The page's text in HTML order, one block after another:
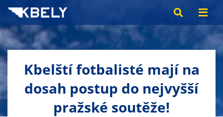
Kbelští fotbalisté mají na
dosah postup do nejvyšší
pražské soutěže!